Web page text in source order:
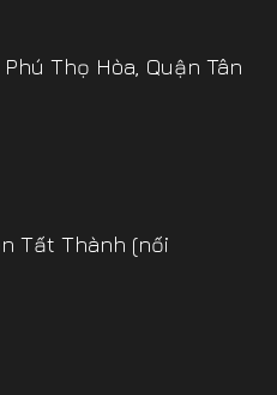
Thọ Hòa, Quận Tân
Tất Thành (nối